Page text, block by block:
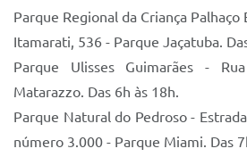
Parque Regional da Criança
Itamarati, 536 - Parque Jaçatuba.
Parque Ulisses Guimarães -
Matarazzo. Das 6h às 18h.
Parque Natural do Pedroso -
número 3.000 - Parque Miami. Das